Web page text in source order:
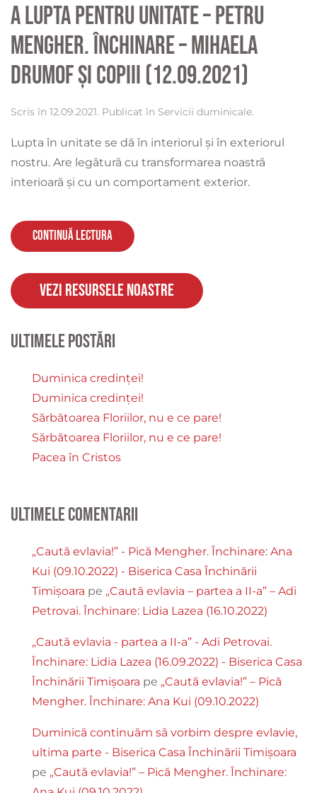
A lupta pentru unitate – Petru
Mengher. Închinare – Mihaela
Drumof și copiii (12.09.2021)
Scris în 12.09.2021. Publicat în Servicii duminicale.
Lupta în unitate se dă în interiorul și în exteriorul
nostru. Are legătură cu transformarea noastră
interioară și cu un comportament exterior.
Continuă lectura
Vezi resursele noastre
Ultimele postări
Duminica credinței!
Duminica credinței!
Sărbătoarea Floriilor, nu e ce pare!
Sărbătoarea Floriilor, nu e ce pare!
Pacea în Cristos
Ultimele comentarii
„Caută evlavia!” - Pică Mengher. Închinare: Ana
Kui (09.10.2022) - Biserica Casa Închinării
Timișoara pe „Caută evlavia – partea a II-a” – Adi
Petrovai. Închinare: Lidia Lazea (16.10.2022)
„Caută evlavia - partea a II-a” - Adi Petrovai.
Închinare: Lidia Lazea (16.09.2022) - Biserica Casa
Închinării Timișoara pe „Caută evlavia!” – Pică
Mengher. Închinare: Ana Kui (09.10.2022)
Duminică continuăm să vorbim despre evlavie,
ultima parte - Biserica Casa Închinării Timișoara
pe „Caută evlavia!” – Pică Mengher. Închinare: